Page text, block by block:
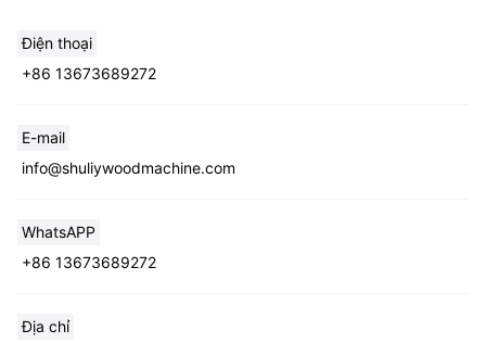
Điện thoại
+86 13673689272
E-mail
info@shuliywoodmachine.com
WhatsAPP
+86 13673689272
Địa chỉ